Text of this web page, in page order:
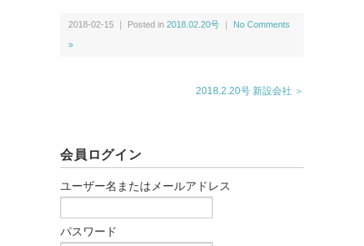
2018-02-15 ｜ Posted in 2018.02.20号 No Comments
»
2018.2.20号 新設会社 ＞
会員ログイン
ユーザー名またはメールアドレス
パスワード